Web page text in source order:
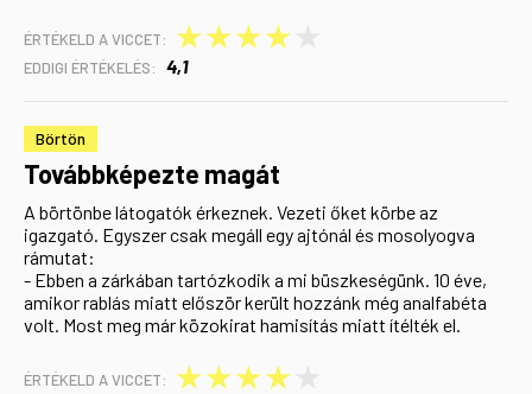
ÉRTÉKELD A VICCET: ★
★
★
★
EDDIGI ÉRTÉKELÉS: 4,1
Börtön
Továbbképezte magát
A börtönbe látogatók érkeznek. Vezeti őket körbe az
igazgató. Egyszer csak megáll egy ajtónál és mosolyogva
rámutat:
- Ebben a zárkában tartózkodik a mi büszkeségünk. 10 éve,
amikor rablás miatt először került hozzánk még analfabéta
volt. Most meg már közokirat hamisítás miatt ítélték el.
ÉRTÉKELD A VICCET: ★
★
★
★